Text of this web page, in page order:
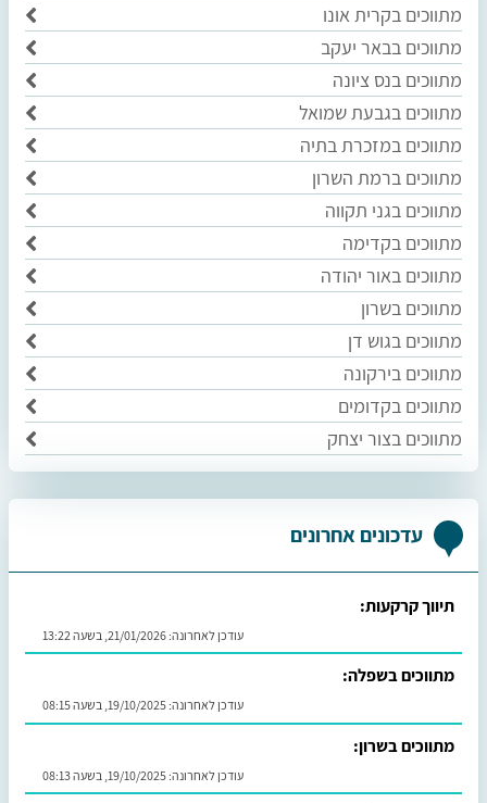
מתווכים בקרית אונו
מתווכים בבאר יעקב
מתווכים בנס ציונה
מתווכים בגבעת שמואל
מתווכים במזכרת בתיה
מתווכים ברמת השרון
מתווכים בגני תקווה
מתווכים בקדימה
מתווכים באור יהודה
מתווכים בשרון
מתווכים בגוש דן
מתווכים בירקונה
מתווכים בקדומים
מתווכים בצור יצחק
עדכונים אחרונים
תיווך קרקעות:
עודכן לאחרונה: 21/01/2026, בשעה 13:22
מתווכים בשפלה:
עודכן לאחרונה: 19/10/2025, בשעה 08:15
מתווכים בשרון:
עודכן לאחרונה: 19/10/2025, בשעה 08:13